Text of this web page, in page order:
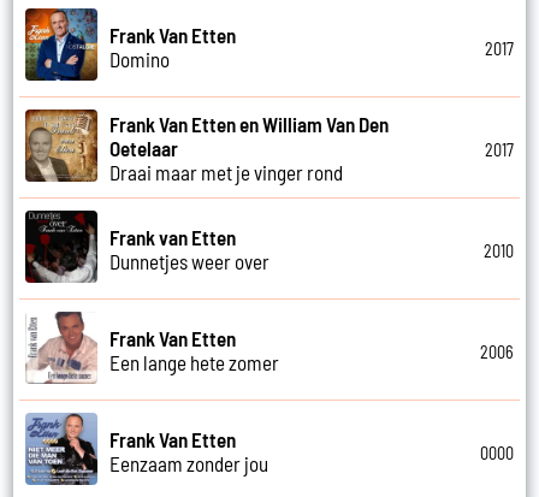
Frank Van Etten
Domino
2017
Frank Van Etten en William Van Den
Oetelaar
Draai maar met je vinger rond
2017
Frank van Etten
Dunnetjes weer over
2010
Frank Van Etten
Een lange hete zomer
2006
Frank Van Etten
Eenzaam zonder jou
0000